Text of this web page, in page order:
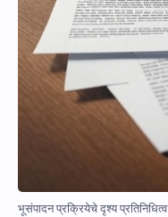
भूसंपादन प्रक्रियेचे दृश्य प्रतिनिधित्व